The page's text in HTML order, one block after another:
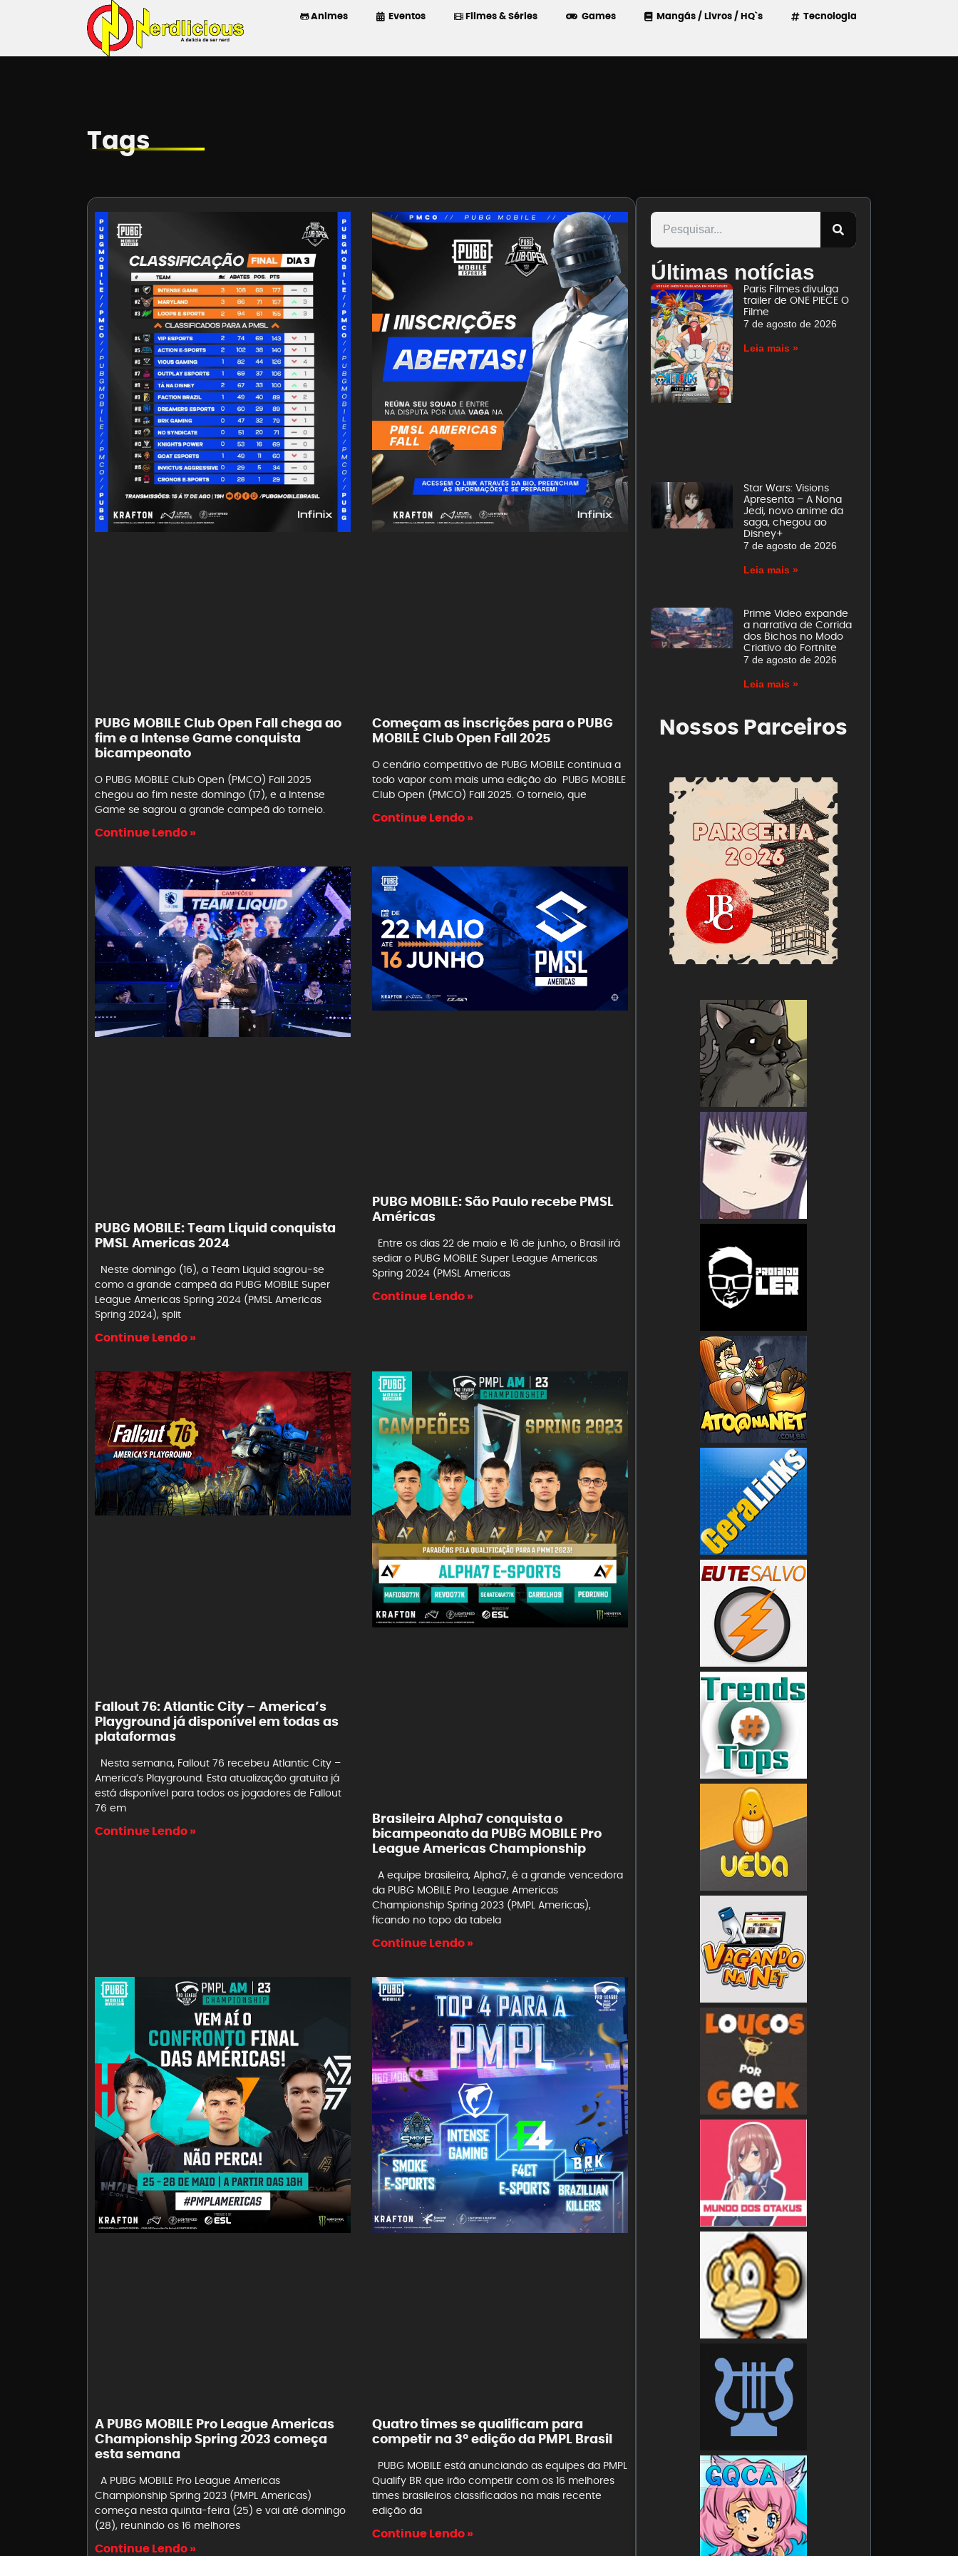
Animes Eventos Filmes & Séries Games Mangás / Livros / HQ`s Tecnologia
Tags
PUBG MOBILE Club Open Fall chega ao
fim e a Intense Game conquista
bicampeonato
O PUBG MOBILE Club Open (PMCO) Fall 2025
chegou ao fim neste domingo (17), e a Intense
Game se sagrou a grande campeã do torneio.
Continue Lendo »
Começam as inscrições para o PUBG
MOBILE Club Open Fall 2025
O cenário competitivo de PUBG MOBILE continua a
todo vapor com mais uma edição do PUBG MOBILE
Club Open (PMCO) Fall 2025. O torneio, que
Continue Lendo »
PUBG MOBILE: Team Liquid conquista
PMSL Americas 2024
Neste domingo (16), a Team Liquid sagrou-se
como a grande campeã da PUBG MOBILE Super
League Americas Spring 2024 (PMSL Americas
Spring 2024), split
Continue Lendo »
PUBG MOBILE: São Paulo recebe PMSL
Américas
Entre os dias 22 de maio e 16 de junho, o Brasil irá
sediar o PUBG MOBILE Super League Americas
Spring 2024 (PMSL Americas
Continue Lendo »
Fallout 76: Atlantic City – America’s
Playground já disponível em todas as
plataformas
Nesta semana, Fallout 76 recebeu Atlantic City –
America’s Playground. Esta atualização gratuita já
está disponível para todos os jogadores de Fallout
76 em
Continue Lendo »
Brasileira Alpha7 conquista o
bicampeonato da PUBG MOBILE Pro
League Americas Championship
A equipe brasileira, Alpha7, é a grande vencedora
da PUBG MOBILE Pro League Americas
Championship Spring 2023 (PMPL Americas),
ficando no topo da tabela
Continue Lendo »
A PUBG MOBILE Pro League Americas
Championship Spring 2023 começa
esta semana
A PUBG MOBILE Pro League Americas
Championship Spring 2023 (PMPL Americas)
começa nesta quinta-feira (25) e vai até domingo
(28), reunindo os 16 melhores
Continue Lendo »
Quatro times se qualificam para
competir na 3º edição da PMPL Brasil
PUBG MOBILE está anunciando as equipes da PMPL
Qualify BR que irão competir com os 16 melhores
times brasileiros classificados na mais recente
edição da
Continue Lendo »
Últimas notícias
Paris Filmes divulga
trailer de ONE PIECE O
Filme
7 de agosto de 2026
Leia mais »
Star Wars: Visions
Apresenta – A Nona
Jedi, novo anime da
saga, chegou ao
Disney+
7 de agosto de 2026
Leia mais »
Prime Video expande
a narrativa de Corrida
dos Bichos no Modo
Criativo do Fortnite
7 de agosto de 2026
Leia mais »
Nossos Parceiros